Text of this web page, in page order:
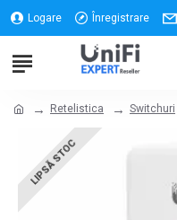
Logare Înregistrare
Retelistica Switchuri
LIPSĂ STOC